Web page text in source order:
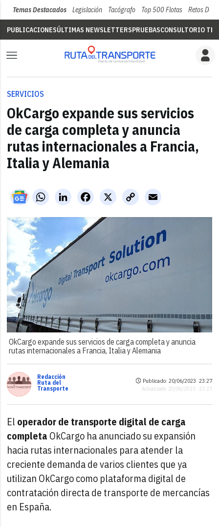
Temas Destacados Legislación Tacógrafo Top 500 Flotas Retos Del
PUBLICACIONESÚLTIMAS NEWSLETTERSPRUEBASCONSULTORIO
SERVICIOS
OkCargo expande sus servicios
de carga completa y anuncia
rutas internacionales a Francia,
Italia y Alemania
WhatsAppLinkedIn X
Facebook
Copy
Link
Email
OkCargo expande sus servicios de carga completa y anuncia
rutas internacionales a Francia, Italia y Alemania
Redacción
Ruta del
Transporte
Publicado: 20/06/2023 ·23:27
Actualizado: 20/06/2023 · 23:27
El operador de transporte digital de carga
completa OkCargo ha anunciado su expansión
hacia rutas internacionales para atender la
creciente demanda de varios clientes que ya
utilizan OkCargo como plataforma digital de
contratación directa de transporte de mercancías
en España.